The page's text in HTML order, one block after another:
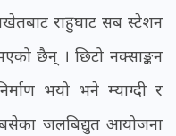
राहुघाट सब स्टेशन
छैन् । छिटो नक्साङ्कन
भयो भने म्याग्दी र
जलबिद्युत आयोजना